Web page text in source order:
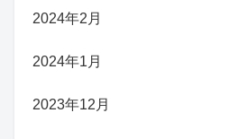
2024年2月
2024年1月
2023年12月